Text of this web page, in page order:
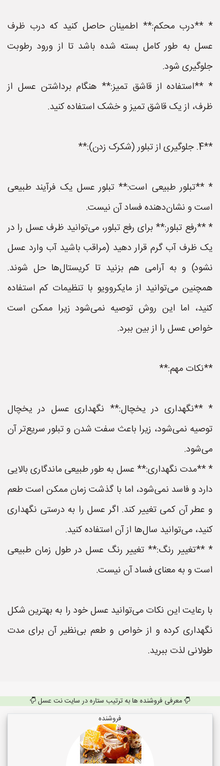
* **درب محکم:** اطمینان حاصل کنید که درب ظرف
عسل به طور کامل بسته شده باشد تا از ورود رطوبت
جلوگیری شود.
* **استفاده از قاشق تمیز:** هنگام برداشتن عسل از
ظرف، از یک قاشق تمیز و خشک استفاده کنید.
**4. جلوگیری از تبلور (شکرک زدن):**
* **تبلور طبیعی است:** تبلور عسل یک فرآیند طبیعی
است و نشان‌دهنده فساد آن نیست.
* **رفع تبلور:** برای رفع تبلور، می‌توانید ظرف عسل را در
یک ظرف آب گرم قرار دهید (مراقب باشید آب وارد عسل
نشود) و به آرامی هم بزنید تا کریستال‌ها حل شوند.
همچنین می‌توانید از مایکروویو با تنظیمات کم استفاده
کنید، اما این روش توصیه نمی‌شود زیرا ممکن است
خواص عسل را از بین ببرد.
**نکات مهم:**
* **نگهداری در یخچال:** نگهداری عسل در یخچال
توصیه نمی‌شود، زیرا باعث سفت شدن و تبلور سریع‌تر آن
می‌شود.
* **مدت نگهداری:** عسل به طور طبیعی ماندگاری بالایی
دارد و فاسد نمی‌شود، اما با گذشت زمان ممکن است طعم
و عطر آن کمی تغییر کند. اگر عسل را به درستی نگهداری
کنید، می‌توانید سال‌ها از آن استفاده کنید.
* **تغییر رنگ:** تغییر رنگ عسل در طول زمان طبیعی
است و به معنای فساد آن نیست.
با رعایت این نکات می‌توانید عسل خود را به بهترین شکل
نگهداری کرده و از خواص و طعم بی‌نظیر آن برای مدت
طولانی لذت ببرید.
معرفی فروشنده ها به ترتیب ستاره در سایت نت عسل
فروشنده